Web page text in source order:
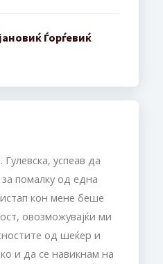
Ѓорѓевиќ
успеав да
помалку од една
кон мене беше
овозможувајќи ми
од шеќер и
и да се навикнам на